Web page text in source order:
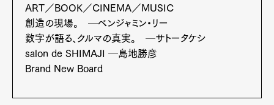
ART／BOOK／CINEMA／MUSIC
創造の現場。 ─ベンジャミン・リー
数字が語る、クルマの真実。 ─サトータケシ
salon de SHIMAJI ─島地勝彦
Brand New Board